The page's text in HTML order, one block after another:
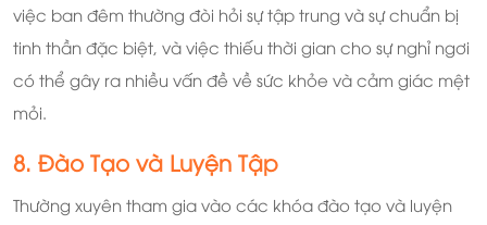
việc ban đêm thường đòi hỏi sự tập trung và sự chuẩn bị
tinh thần đặc biệt, và việc thiếu thời gian cho sự nghỉ ngơi
có thể gây ra nhiều vấn đề về sức khỏe và cảm giác mệt
mỏi.
8. Đào Tạo và Luyện Tập
Thường xuyên tham gia vào các khóa đào tạo và luyện